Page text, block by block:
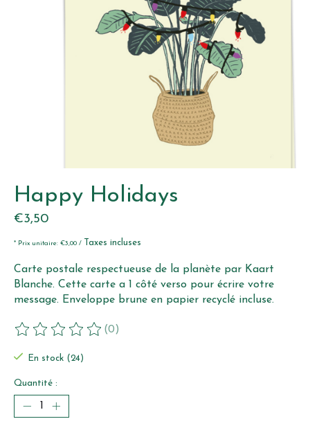
Happy Holidays
€3,50
* Prix unitaire: €3,00 / Taxes incluses
Carte postale respectueuse de la planète par Kaart
Blanche. Cette carte a 1 côté verso pour écrire votre
message. Enveloppe brune en papier recyclé incluse.
Ce produit est évalué à
(0)
En stock (24)
Quantité :